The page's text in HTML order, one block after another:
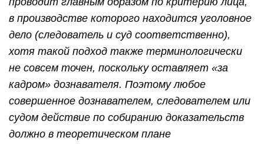
в производстве которого находится уголовное
дело (следователь и суд соответственно),
хотя такой подход также терминологически
не совсем точен, поскольку оставляет «за
кадром» дознавателя. Поэтому любое
совершенное дознавателем, следователем или
судом действие по собиранию доказательств
должно в теоретическом плане